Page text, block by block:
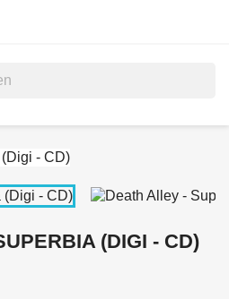
(DIGI - CD)